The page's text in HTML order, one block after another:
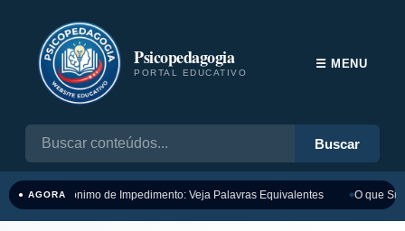
Psicopedagogia
PORTAL EDUCATIVO
Buscar
☰ MENU
● AGORASinônimo de Impedimento: Veja Palavras Equivalentes O que